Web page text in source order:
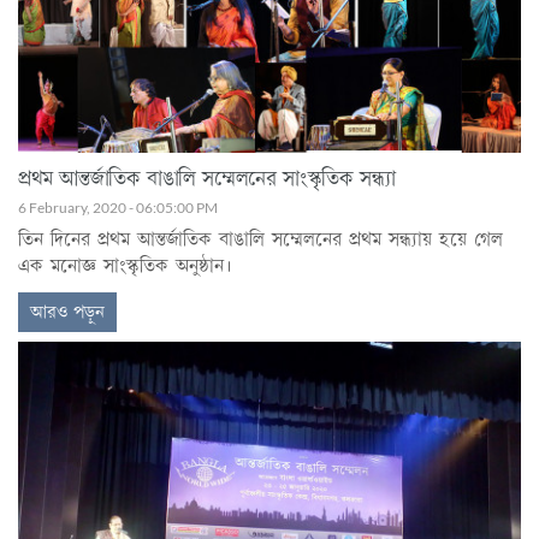
প্রথম আন্তর্জাতিক বাঙালি সম্মেলনের সাংস্কৃতিক সন্ধ্যা
6 February, 2020 - 06:05:00 PM
তিন দিনের প্রথম আন্তর্জাতিক বাঙালি সম্মেলনের প্রথম সন্ধ্যায় হয়ে গেল
এক মনোজ্ঞ সাংস্কৃতিক অনুষ্ঠান।
আরও পড়ুন